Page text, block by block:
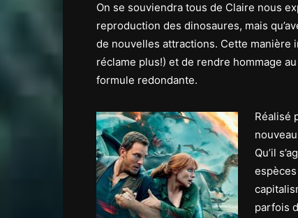
On se souviendra tous de Claire nous
reproduction des dinosaures, mais
de nouvelles attractions. Cette
réclame plus!) et de rendre hommage
formule redondante.
Réalisé
Qu’il
parfois